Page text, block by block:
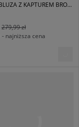
JORDAN BLUZA Z KAPTUREM BROOKLYN FLEECE
279,99 zł
- najniższa cena